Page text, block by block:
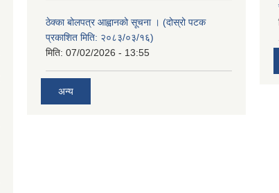
ठेक्का बोलपत्र आह्वानको सूचना । (दोस्रो पटक
प्रकाशित मिति: २०८३/०३/१६)
मिति: 07/02/2026 - 13:55
अन्य